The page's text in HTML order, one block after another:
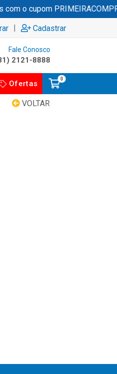
o cupom PRIMEIRACOMPRA
| Cadastrar
Fale Conosco
2121-8888
Ofertas
0
VOLTAR